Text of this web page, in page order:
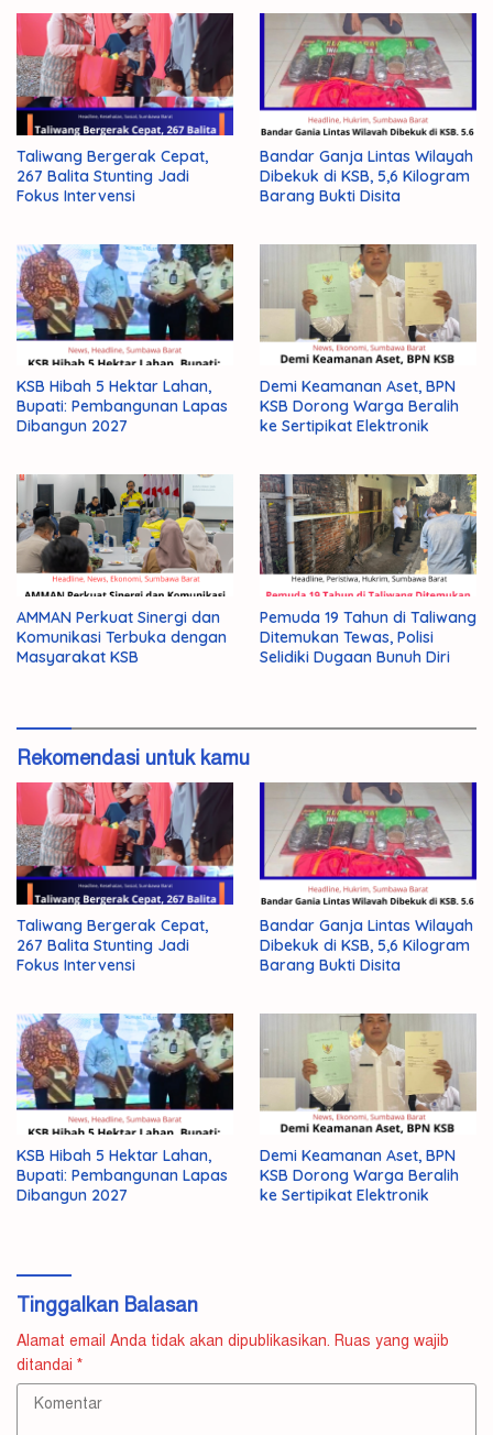
Pilkades
Resmi
Lantik
Serentak
2022
Taliwang Bergerak Cepat,
267 Balita Stunting Jadi
Fokus Intervensi
Bandar Ganja Lintas Wilayah
Dibekuk di KSB, 5,6 Kilogram
Barang Bukti Disita
KSB Hibah 5 Hektar Lahan,
Bupati: Pembangunan Lapas
Dibangun 2027
Demi Keamanan Aset, BPN
KSB Dorong Warga Beralih
ke Sertipikat Elektronik
AMMAN Perkuat Sinergi dan
Komunikasi Terbuka dengan
Masyarakat KSB
Pemuda 19 Tahun di Taliwang
Ditemukan Tewas, Polisi
Selidiki Dugaan Bunuh Diri
Rekomendasi untuk kamu
Taliwang Bergerak Cepat,
267 Balita Stunting Jadi
Fokus Intervensi
Bandar Ganja Lintas Wilayah
Dibekuk di KSB, 5,6 Kilogram
Barang Bukti Disita
KSB Hibah 5 Hektar Lahan,
Bupati: Pembangunan Lapas
Dibangun 2027
Demi Keamanan Aset, BPN
KSB Dorong Warga Beralih
ke Sertipikat Elektronik
Tinggalkan Balasan
Alamat email Anda tidak akan dipublikasikan. Ruas yang wajib
ditandai *